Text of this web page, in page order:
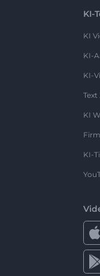
KI-
KI
KI-
KI-
Text
KI
KI-